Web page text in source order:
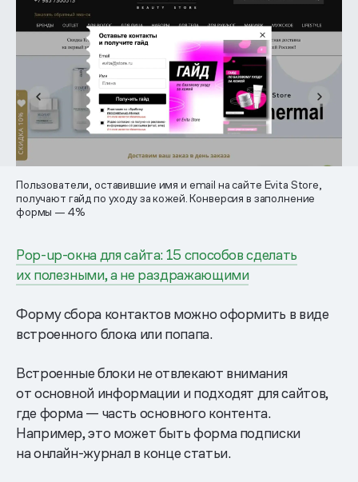
Пользователи, оставившие имя и email на сайте Evita Store,
получают гайд по уходу за кожей. Конверсия в заполнение
формы — 4%
Pop-up-окна для сайта: 15 способов сделать
их полезными, а не раздражающими
Форму сбора контактов можно оформить в виде
встроенного блока или попапа.
Встроенные блоки не отвлекают внимания
от основной информации и подходят для сайтов,
где форма — часть основного контента.
Например, это может быть форма подписки
на онлайн-журнал в конце статьи.